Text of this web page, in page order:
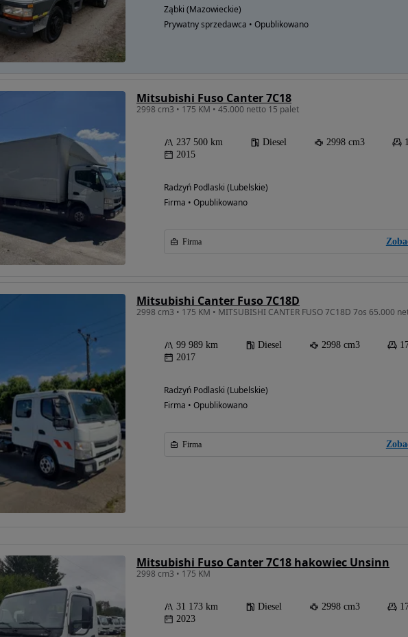
finansowania
Ząbki (Mazowieckie)
Prywatny sprzedawca • Opublikowano
Mitsubishi Fuso Canter 7C18
2998 cm3 • 175 KM • 45.000 netto 15 palet
237 500 km Diesel 2998 cm3
2015
Radzyń Podlaski (Lubelskie)
Firma • Opublikowano
Firma
Mitsubishi Canter Fuso 7C18D
2998 cm3 • 175 KM • MITSUBISHI CANTER FUSO 7C18D 7os 65.000
99 989 km Diesel 2998 cm3
2017
Radzyń Podlaski (Lubelskie)
Firma • Opublikowano
Firma
Mitsubishi Fuso Canter 7C18 hakowiec Unsinn
2998 cm3 • 175 KM
31 173 km Diesel 2998 cm3
2023